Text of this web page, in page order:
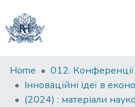
Communities
&
Collections
Home